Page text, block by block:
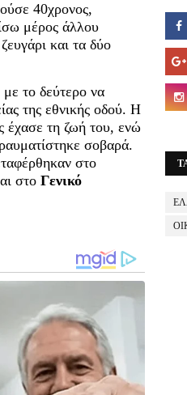
40χρονος,
μέρος άλλου
και τα δύο
το δεύτερο να
της εθνικής οδού. Η
έχασε τη ζωή του, ενώ
σοβαρά.
στο
στο Γενικό